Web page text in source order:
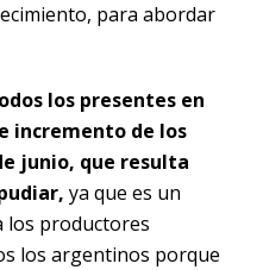
para abordar
los presentes en
incremento de los
junio, que resulta
ya que es un
los productores
los argentinos porque